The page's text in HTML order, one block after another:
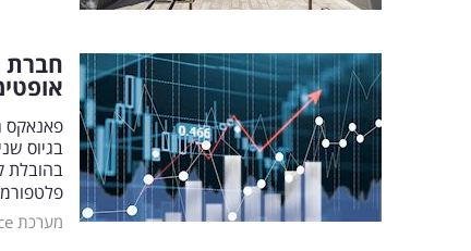
מערכת ice